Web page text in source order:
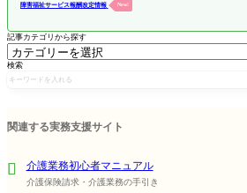
障害福祉サービス報酬改定情報 New!
記事カテゴリから探す
検索
関連する実務支援サイト
介護業務初心者マニュアル
介護保険請求・介護業務の手引き